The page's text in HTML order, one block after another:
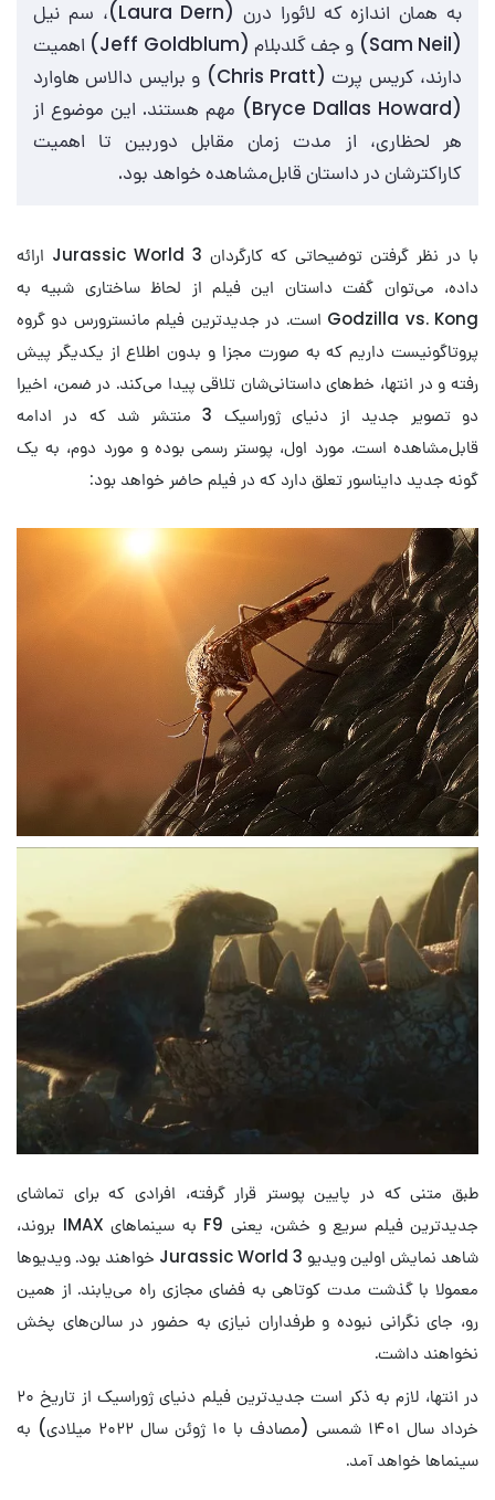
به همان اندازه که لائورا درن (Laura Dern)، سم نیل
(Sam Neil) و جف گلدبلام (Jeff Goldblum) اهمیت
دارند، کریس پرت (Chris Pratt) و برایس دالاس هاوارد
(Bryce Dallas Howard) مهم هستند. این موضوع از
هر لحظاری، از مدت زمان مقابل دوربین تا اهمیت
کاراکترشان در داستان قابل‌مشاهده خواهد بود.
با در نظر گرفتن توضیحاتی که کارگردان Jurassic World 3 ارائه
داده، می‌توان گفت داستان این فیلم از لحاظ ساختاری شبیه به
Godzilla vs. Kong است. در جدیدترین فیلم مانسترورس دو گروه
پروتاگونیست داریم که به صورت مجزا و بدون اطلاع از یکدیگر پیش
رفته و در انتها، خط‌های داستانی‌شان تلاقی پیدا می‌کند. در ضمن، اخیرا
دو تصویر جدید از دنیای ژوراسیک 3 منتشر شد که در ادامه
قابل‌مشاهده است. مورد اول، پوستر رسمی بوده و مورد دوم، به یک
گونه جدید دایناسور تعلق دارد که در فیلم حاضر خواهد بود:
طبق متنی که در پایین پوستر قرار گرفته، افرادی که برای تماشای
جدیدترین فیلم سریع و خشن، یعنی F9 به سینماهای IMAX بروند،
شاهد نمایش اولین ویدیو Jurassic World 3 خواهند بود. ویدیوها
معمولا با گذشت مدت کوتاهی به فضای مجازی راه می‌یابند. از همین
رو، جای نگرانی نبوده و طرفداران نیازی به حضور در سالن‌های پخش
نخواهند داشت.
در انتها، لازم به ذکر است جدیدترین فیلم دنیای ژوراسیک از تاریخ ۲۰
خرداد سال ۱۴۰۱ شمسی (مصادف با ۱۰ ژوئن سال ۲۰۲۲ میلادی) به
سینماها خواهد آمد.